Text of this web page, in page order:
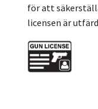
för att
licensen är